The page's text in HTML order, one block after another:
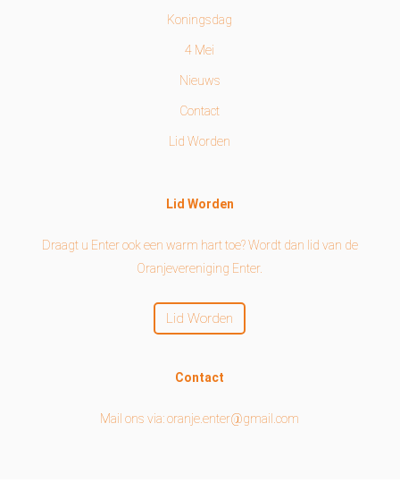
Koningsdag
4 Mei
Nieuws
Contact
Lid Worden
Lid Worden
Draagt u Enter ook een warm hart toe? Wordt dan lid van de
Oranjevereniging Enter.
Lid Worden
Contact
Mail ons via: oranje.enter@gmail.com